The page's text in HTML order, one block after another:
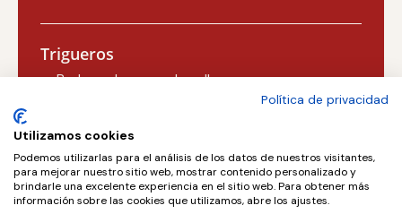
Trigueros
Bodegas Lezcano-Lacalle
Valoria la Buena
Concejo Bodegas, S.L.
Política de privacidad
Utilizamos cookies
Podemos utilizarlas para el análisis de los datos de nuestros visitantes,
para mejorar nuestro sitio web, mostrar contenido personalizado y
brindarle una excelente experiencia en el sitio web. Para obtener más
información sobre las cookies que utilizamos, abre los ajustes.